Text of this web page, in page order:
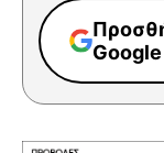
Google